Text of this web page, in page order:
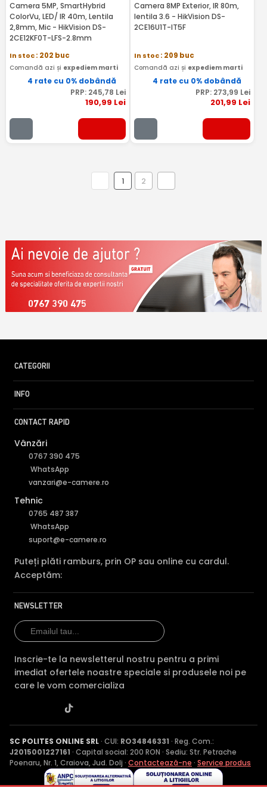
Camera 5MP, SmartHybrid
ColorVu, LED/ IR 40m, Lentila
2,8mm, Mic - HikVision DS-
2CE12KF0T-LFS-2.8mm
In stoc: 202 buc
Comandă azi și expediem marti
4 rate cu 0% dobândă
PRP: 245,78 Lei
190,99 Lei
Camera 8MP Exterior, IR 80m,
lentila 3.6 - HikVision DS-
2CE16U1T-IT5F
In stoc: 209 buc
Comandă azi și expediem marti
4 rate cu 0% dobândă
PRP: 273,99 Lei
201,99 Lei
1 2
0767 390 475
CATEGORII
INFO
CONTACT RAPID
Vânzări
0767 390 475
WhatsApp
vanzari@e-camere.ro
Tehnic
0765 487 387
WhatsApp
suport@e-camere.ro
Puteți plăti ramburs, prin OP sau online cu cardul.
Acceptăm:
NEWSLETTER
Inscrie-te la newsletterul nostru pentru a primi
imediat ofertele noastre speciale si produsele noi pe
care le vom comercializa
SC POLITES ONLINE SRL· CUI: RO34846331 · Reg. Com.:
J2015001227161 · Capital social: 200 RON · Sediu: Str. Petrache
Poenaru, Nr. 1, Craiova, Jud. Dolj · Contactează-ne · Service produs